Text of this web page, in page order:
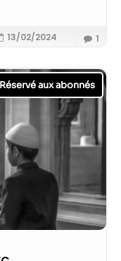
13/02/2024 1